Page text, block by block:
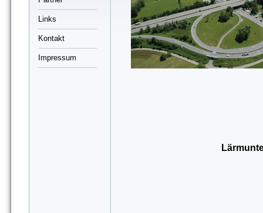
Links
Kontakt
Impressum